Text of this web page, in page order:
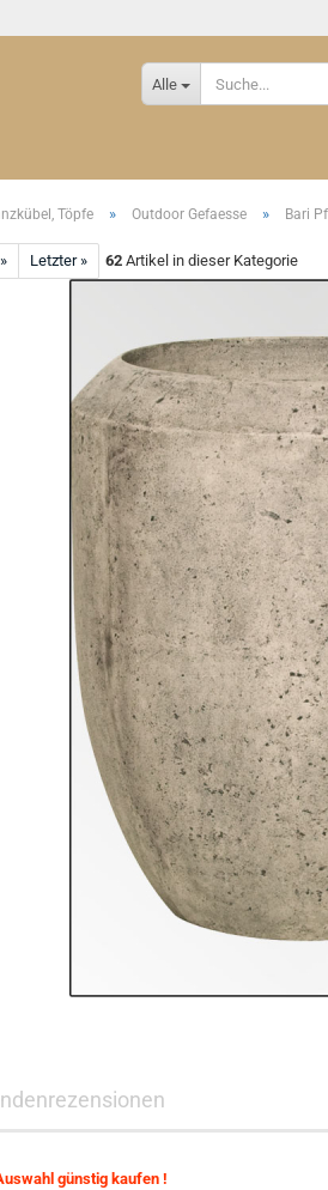
Alle
Töpfe » Outdoor Gefaesse » Bari
Letzter » 62 Artikel in dieser Kategorie
günstig kaufen !